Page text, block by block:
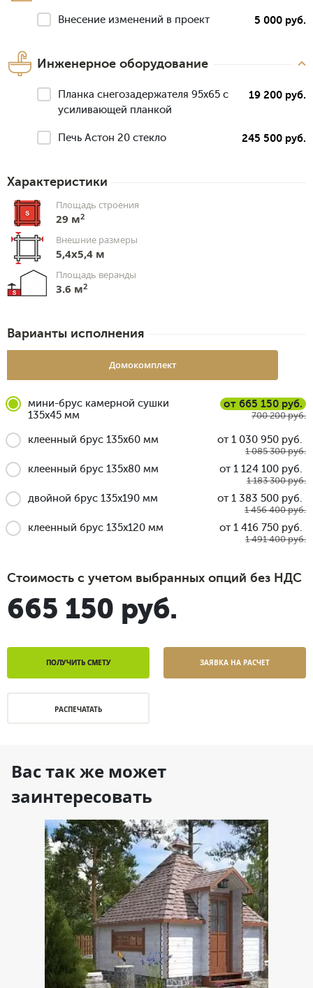
Внесение изменений в проект 5 000 руб.
Инженерное оборудование
Планка снегозадержателя 95х65 с
усиливающей планкой
19 200 руб.
Печь Астон 20 стекло 245 500 руб.
Характеристики
Площадь строения
29 м2
Внешние размеры
5,4х5,4 м
Площадь веранды
3.6 м2
Варианты исполнения
Домокомплект
мини-брус камерной сушки
135x45 мм
от 665 150 руб.
700 200 руб.
клеенный брус 135x60 мм от 1 030 950 руб.
1 085 300 руб.
клеенный брус 135x80 мм от 1 124 100 руб.
1 183 300 руб.
двойной брус 135x190 мм от 1 383 500 руб.
1 456 400 руб.
клеенный брус 135x120 мм от 1 416 750 руб.
1 491 400 руб.
Стоимость с учетом выбранных опций без НДС
665 150 руб.
ПОЛУЧИТЬ СМЕТУ ЗАЯВКА НА РАСЧЕТ
РАСПЕЧАТАТЬ
Вас так же может
заинтересовать